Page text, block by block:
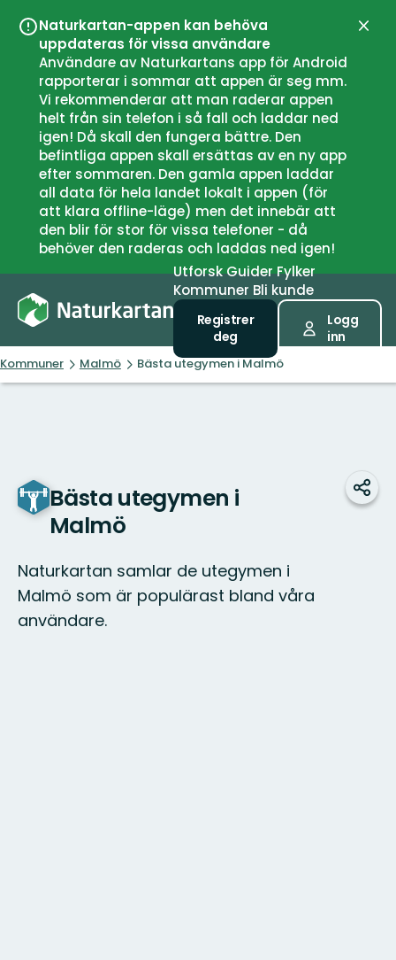
Naturkartan-appen kan behöva
uppdateras för vissa användare
Användare av Naturkartans app för Android
rapporterar i sommar att appen är seg mm.
Vi rekommenderar att man raderar appen
helt från sin telefon i så fall och laddar ned
igen! Då skall den fungera bättre. Den
befintliga appen skall ersättas av en ny app
efter sommaren. Den gamla appen laddar
all data för hela landet lokalt i appen (för
att klara offline-läge) men det innebär att
den blir för stor för vissa telefoner - då
behöver den raderas och laddas ned igen!
Lukk
UtforskGuiderFylker
Kommuner Bli kunde
Registrer
deg
Logg
inn
Kommuner Malmö Bästa utegymen i Malmö
Bästa utegymen i
Malmö
Naturkartan samlar de utegymen i
Malmö som är populärast bland våra
användare.
Del